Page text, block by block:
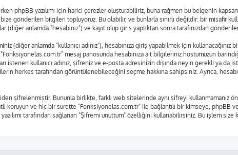
phpBB yazılımı için harici çerezler oluşturabiliriz, buna rağmen bu belgenin
gönderilen bilgileri topluyoruz. Bu olabilir, ve bunlarla sınırlı değildir: bir misafir
(diğer anlamda "hesabınız") ve kayıt olup giriş yaptıktan sonra tarafınızdan
(diğer anlamda "kullanıcı adınız"), hesabınıza giriş yapabilmek için
mesaj panosunda hesabınıza ait bilgileriniz hostumuzun
istenen kullanıcı adınız, şifreniz ve e-posta adresinizin dışında neyin gerekli ya
herkes tarafından görüntülenebileceğini seçme hakkına sahipsiniz. Ayrıca,
şifrelenmiştir. Bununla birlikte, farklı web sitelerinde aynı şifreyi kullanmamanız
koruyun ve hiç bir surette "Fonksiyonelas.com.tr" ile bağlantılı bir kimseye, phpBB
tarafından sağlanan "Şifremi unuttum" özelliğini kullanabilirsiniz. Bu işlem size